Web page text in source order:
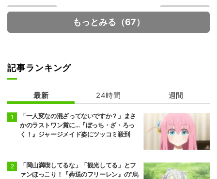
嫌い教師
もっとみる（67）
記事ランキング
最新 24時間 週間
「一人変なの混ざってないですか？」まさ
かのラストワン賞に…『ぼっち・ざ・ろっ
く！』ジャージメイド姿にツッコミ殺到
「岡山満喫してるな」「観光してる」とフ
ァンほっこり！『葬送のフリーレン』の“烏